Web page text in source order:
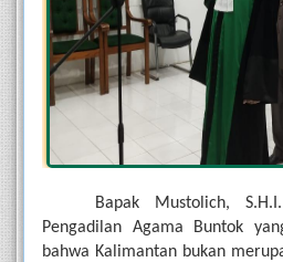
Bapak Mustolich,
Pengadilan Agama Buntok
bahwa Kalimantan bukan